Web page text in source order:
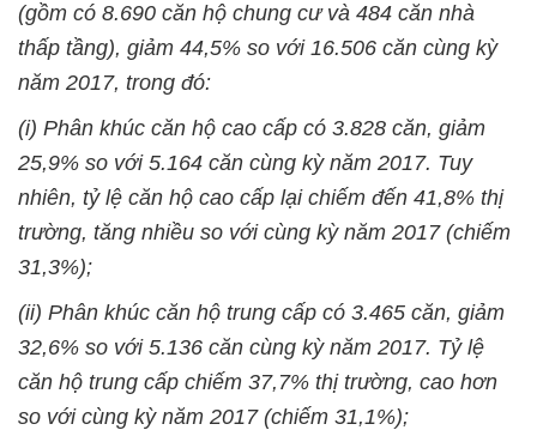
(gồm có 8.690 căn hộ chung cư và 484 căn nhà
thấp tầng), giảm 44,5% so với 16.506 căn cùng kỳ
năm 2017, trong đó:
(i) Phân khúc căn hộ cao cấp có 3.828 căn, giảm
25,9% so với 5.164 căn cùng kỳ năm 2017. Tuy
nhiên, tỷ lệ căn hộ cao cấp lại chiếm đến 41,8% thị
trường, tăng nhiều so với cùng kỳ năm 2017 (chiếm
31,3%);
(ii) Phân khúc căn hộ trung cấp có 3.465 căn, giảm
32,6% so với 5.136 căn cùng kỳ năm 2017. Tỷ lệ
căn hộ trung cấp chiếm 37,7% thị trường, cao hơn
so với cùng kỳ năm 2017 (chiếm 31,1%);